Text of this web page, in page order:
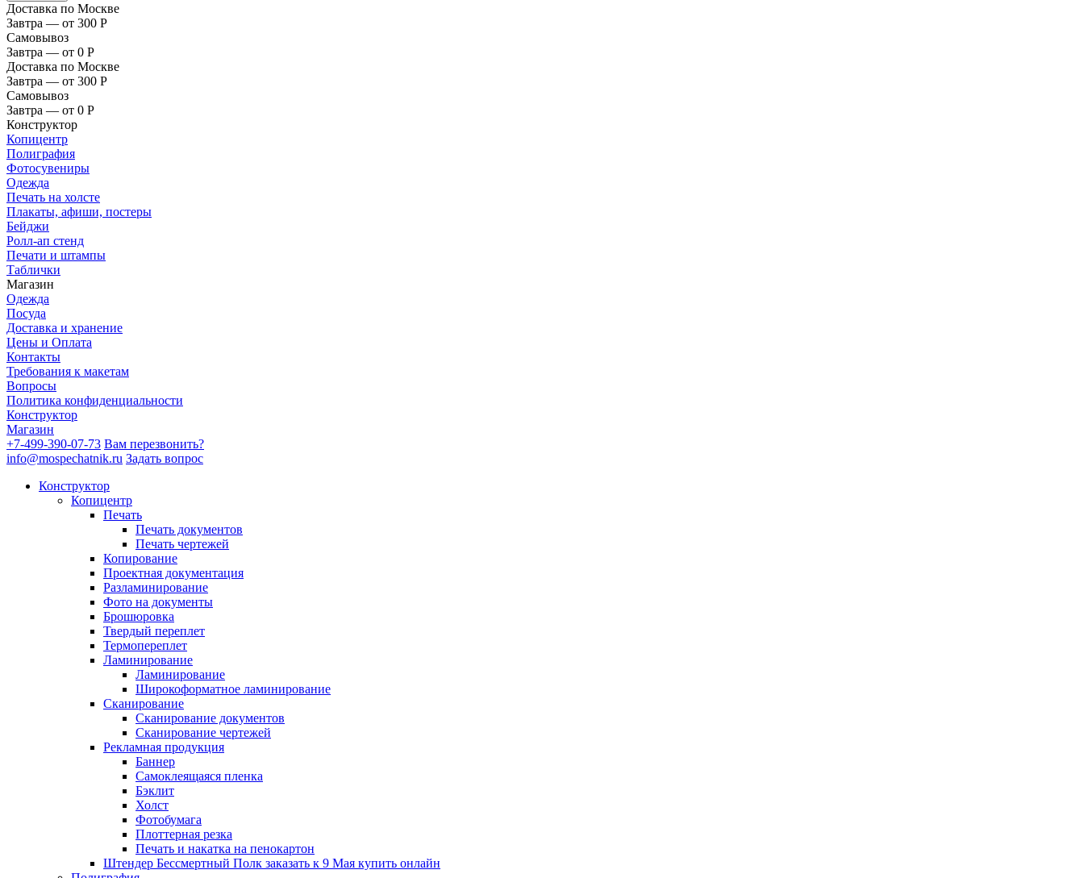
Доставка по Москве
Завтра — от 300 Р
Самовывоз
Завтра — от 0 Р
Доставка по Москве
Завтра — от 300 Р
Самовывоз
Завтра — от 0 Р
Конструктор
Копицентр
Полиграфия
Фотосувениры
Одежда
Печать на холсте
Плакаты, афиши, постеры
Бейджи
Ролл-ап стенд
Печати и штампы
Таблички
Магазин
Одежда
Посуда
Доставка и хранение
Цены и Оплата
Контакты
Требования к макетам
Вопросы
Политика конфиденциальности
Конструктор
Магазин
+7-499-390-07-73 Вам перезвонить?
info@mospechatnik.ru Задать вопрос
Конструктор
Копицентр
Печать
Печать документов
Печать чертежей
Копирование
Проектная документация
Разламинирование
Фото на документы
Брошюровка
Твердый переплет
Термопереплет
Ламинирование
Ламинирование
Широкоформатное ламинирование
Сканирование
Сканирование документов
Сканирование чертежей
Рекламная продукция
Баннер
Самоклеящаяся пленка
Бэклит
Холст
Фотобумага
Плоттерная резка
Печать и накатка на пенокартон
Штендер Бессмертный Полк заказать к 9 Мая купить онлайн